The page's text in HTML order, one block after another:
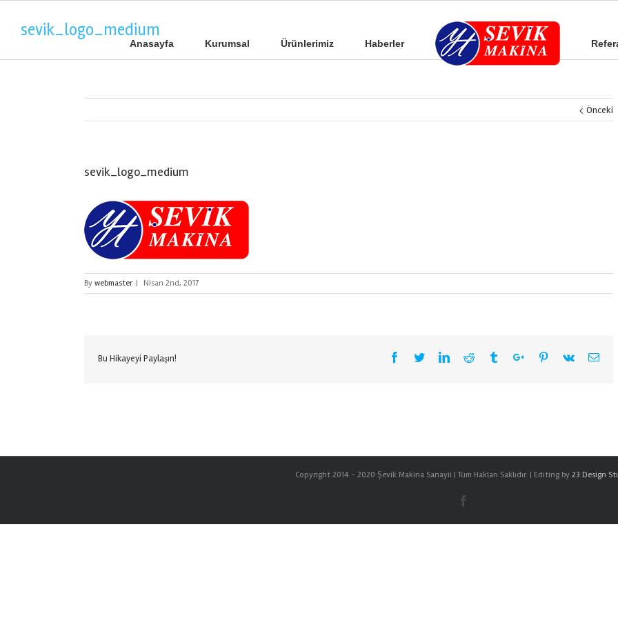
Anasayfa Kurumsal Ürünlerimiz Haberler
sevik_logo_medium
Önceki
sevik_logo_medium
By webmaster | Nisan 2nd, 2017
Bu Hikayeyi Paylaşın! Facebook
TwitterLinkedinReddit TumblrGoogle+Pinterest
Vk Email
Copyright 2014 - 2020 Şevik Makina Sanayii | Tüm Hakları Saklıdır. | Editing by 23 Design